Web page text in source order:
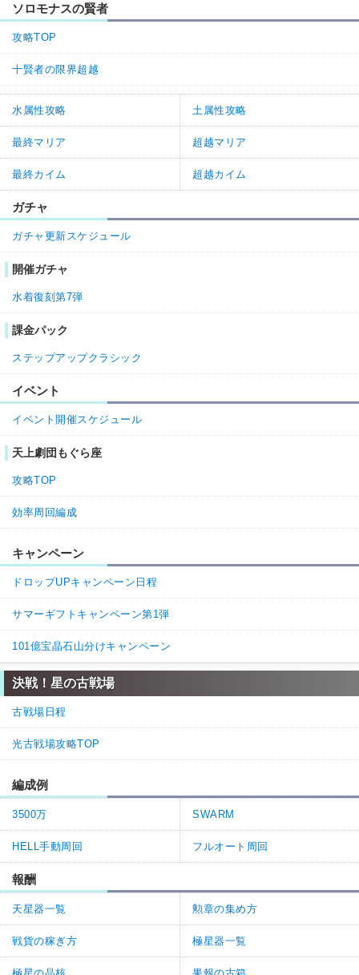
ソロモナスの賢者
攻略TOP
十賢者の限界超越
水属性攻略 土属性攻略
最終マリア 超越マリア
最終カイム 超越カイム
ガチャ
ガチャ更新スケジュール
開催ガチャ
水着復刻第7弾
課金パック
ステップアップクラシック
イベント
イベント開催スケジュール
天上劇団もぐら座
攻略TOP
効率周回編成
キャンペーン
ドロップUPキャンペーン日程
サマーギフトキャンペーン第1弾
101億宝晶石山分けキャンペーン
決戦！星の古戦場
古戦場日程
光古戦場攻略TOP
編成例
3500万 SWARM
HELL手動周回 フルオート周回
報酬
天星器一覧 勲章の集め方
戦貨の稼ぎ方 極星器一覧